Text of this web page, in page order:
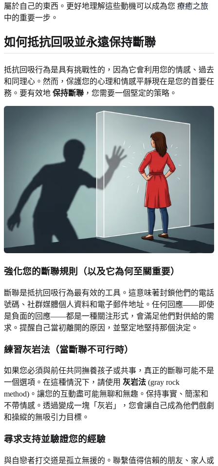
屬於自己的東西。更好地理解這些動機可以成為您 療癒之旅
中的重要一步。
如何抵抗回吸並永遠保持斷聯
抵抗回吸行為是具有挑戰性的，因為它會利用您的情感、過去
和同理心。然而，保護您的心理和情感平靜現在是您的首要任
務。要有效地 保持斷聯 ，您需要一個堅定的策略。
強化您的斷聯規則（以及它為何至關重要）
斷聯是抵抗回吸行為最有效的工具。這意味著封鎖他們的電話
號碼、社群媒體個人資料和電子郵件地址。任何回應——即使
是負面的回應——都是一種關注形式，會滿足他們對供給的需
求。提醒自己當初離開的原因，並堅定地堅持那個決定。
練習灰岩法（當斷聯不可行時）
如果您必須與前任共同撫養孩子或共事，真正的斷聯可能不是
一個選項。在這種情況下，請使用 灰岩法 (gray rock
method)。讓您的互動盡可能無聊和無趣。保持事實、簡潔和
不帶情感。透過變成一塊「灰岩」，您會讓自己成為他們戲劇
和操縱的無吸引力目標。
尋求支持並驗證您的經驗
與自戀者打交道是孤立無援的。聯繫值得信賴的朋友、家人或